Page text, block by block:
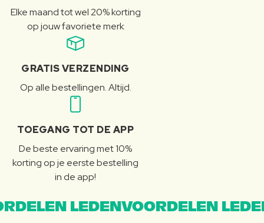
Elke maand tot wel 20% korting
op jouw favoriete merk
GRATIS VERZENDING
Op alle bestellingen. Altijd.
TOEGANG TOT DE APP
De beste ervaring met 10%
korting op je eerste bestelling
in de app!
LEDENVOORDELEN